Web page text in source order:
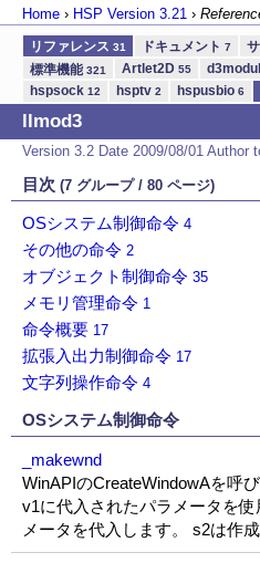
Home › HSP Version 3.21 ›
リファレンス 31 ドキュメント 7
標準機能321 Artlet2D 55
hspsock 12 hsptv 2 hspusbio 6
llmod3
Version 3.2 Date 2009/08/01 Author
目次 (7 グループ / 80 ページ)
OSシステム制御命令 4
その他の命令 2
オブジェクト制御命令 35
メモリ管理命令 1
命令概要 17
拡張入出力制御命令 17
文字列操作命令 4
OSシステム制御命令
_makewnd
WinAPIのCreateWindowAを呼
v1に代入されたパラメータを
メータを代入します。 s2は作